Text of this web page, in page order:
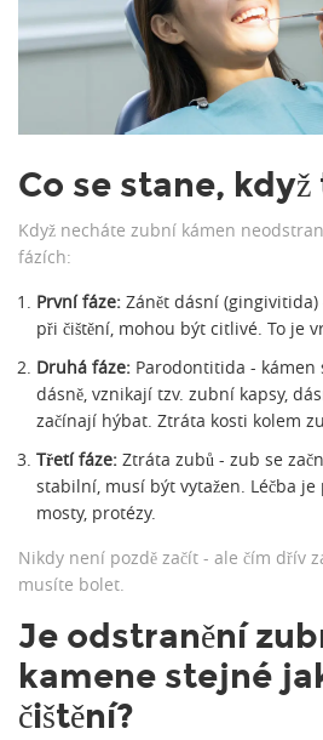
Co se stane,
Když necháte zubní kámen
fázích:
První fáze: Zánět dásní
při čištění, mohou být citlivé. To je
Druhá fáze: Parodontitida -
dásně, vznikají tzv. zubní kapsy,
začínají hýbat. Ztráta kosti kolem
Třetí fáze: Ztráta zubů - zub se
stabilní, musí být vytažen. Léčba
mosty, protézy.
Nikdy není pozdě začít - ale čím dřív
musíte bolet.
Je odstranění
kamene stejné
čištění?